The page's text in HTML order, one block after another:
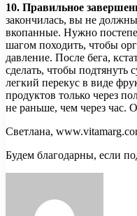
10. Правильное
закончилась, вы не должны
вкопанные. Нужно
шагом походить, чтобы
давление. После бега,
сделать, чтобы
легкий перекус в виде
продуктов только через
не раньше, чем через час.
Светлана,
Будем благодарны, если